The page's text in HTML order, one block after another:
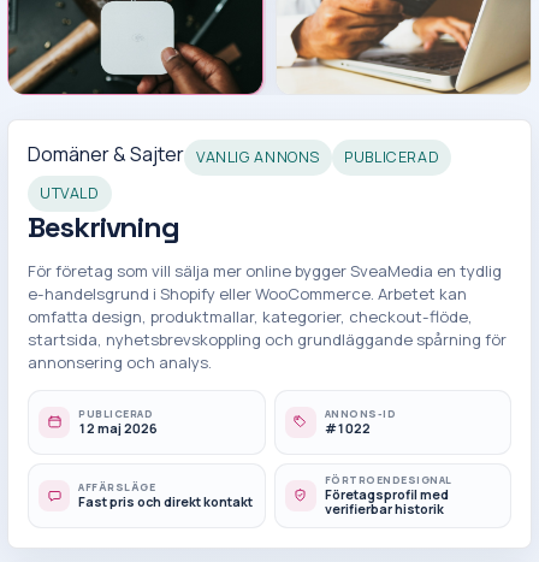
Domäner & Sajter VANLIG ANNONS
PUBLICERAD
UTVALD
Beskrivning
För företag som vill sälja mer online bygger SveaMedia en tydlig
e-handelsgrund i Shopify eller WooCommerce. Arbetet kan
omfatta design, produktmallar, kategorier, checkout-flöde,
startsida, nyhetsbrevskoppling och grundläggande spårning för
annonsering och analys.
PUBLICERAD
12 maj 2026
ANNONS-ID
#1022
AFFÄRSLÄGE
Fast pris och direkt kontakt
FÖRTROENDESIGNAL
Företagsprofil med
verifierbar historik